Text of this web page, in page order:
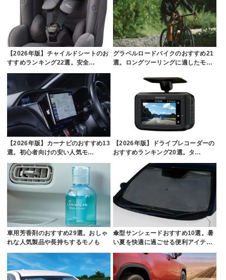
【2026年版】チャイルドシートのお
すすめランキング22選。安全…
グラベルロードバイクのおすすめ21
選。ロングツーリングに適したモ…
【2026年版】カーナビのおすすめ13
選。初心者向けの安い人気モ…
【2026年版】ドライブレコーダーの
おすすめランキング20選。タ…
車用芳香剤のおすすめ29選。おしゃ
れな人気製品や長持ちするモノも
傘型サンシェードおすすめ10選。暑
い夏を快適に過ごせる便利アイテ…